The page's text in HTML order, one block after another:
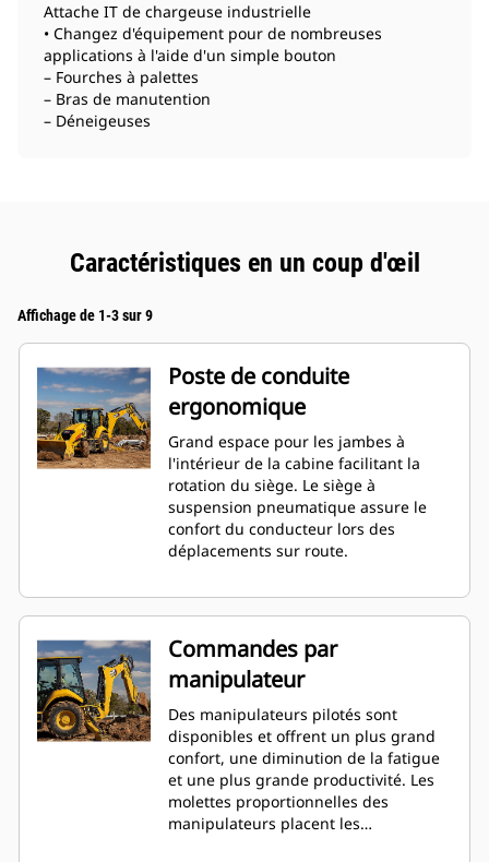
Attache IT de chargeuse industrielle
• Changez d'équipement pour de nombreuses
applications à l'aide d'un simple bouton
– Fourches à palettes
– Bras de manutention
– Déneigeuses
Caractéristiques en un coup d'œil
Affichage de 1-3 sur 9
Poste de conduite
ergonomique
Grand espace pour les jambes à
l'intérieur de la cabine facilitant la
rotation du siège. Le siège à
suspension pneumatique assure le
confort du conducteur lors des
déplacements sur route.
Commandes par
manipulateur
Des manipulateurs pilotés sont
disponibles et offrent un plus grand
confort, une diminution de la fatigue
et une plus grande productivité. Les
molettes proportionnelles des
manipulateurs placent les